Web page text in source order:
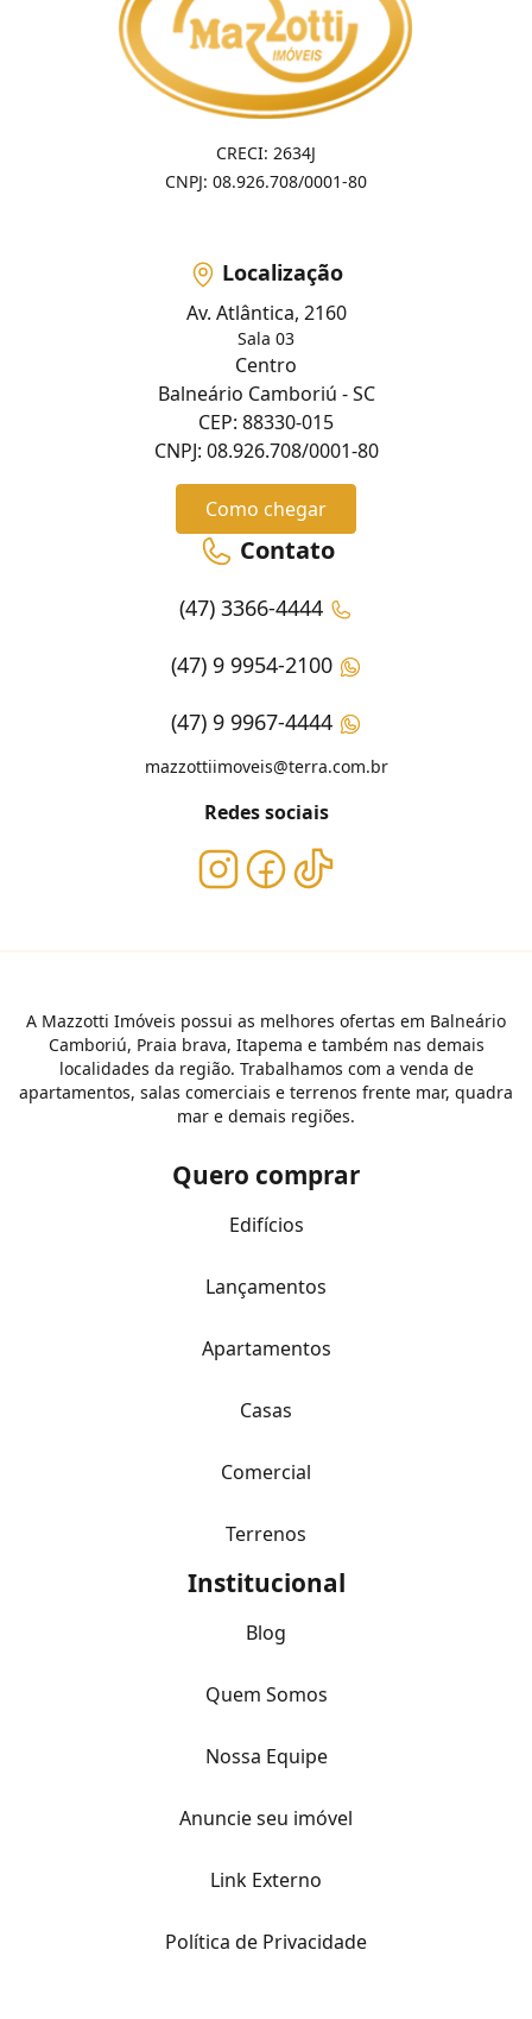
CRECI: 2634J
CNPJ: 08.926.708/0001-80
Localização
Av. Atlântica, 2160
Sala 03
Centro
Balneário Camboriú - SC
CEP: 88330-015
CNPJ: 08.926.708/0001-80
Como chegar
Contato
(47) 3366-4444
(47) 9 9954-2100
(47) 9 9967-4444
mazzottiimoveis@terra.com.br
Redes sociais
A Mazzotti Imóveis possui as melhores ofertas em Balneário
Camboriú, Praia brava, Itapema e também nas demais
localidades da região. Trabalhamos com a venda de
apartamentos, salas comerciais e terrenos frente mar, quadra
mar e demais regiões.
Quero comprar
Edifícios
Lançamentos
Apartamentos
Casas
Comercial
Terrenos
Institucional
Blog
Quem Somos
Nossa Equipe
Anuncie seu imóvel
Link Externo
Política de Privacidade